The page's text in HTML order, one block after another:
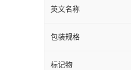
英文名称
包装规格
标记物